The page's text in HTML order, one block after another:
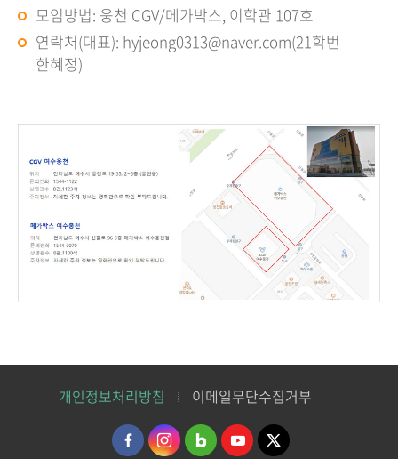
모임방법: 웅천 CGV/메가박스, 이학관 107호
연락처(대표): hyjeong0313@naver.com(21학번
한혜정)
개인정보처리방침 이메일무단수집거부